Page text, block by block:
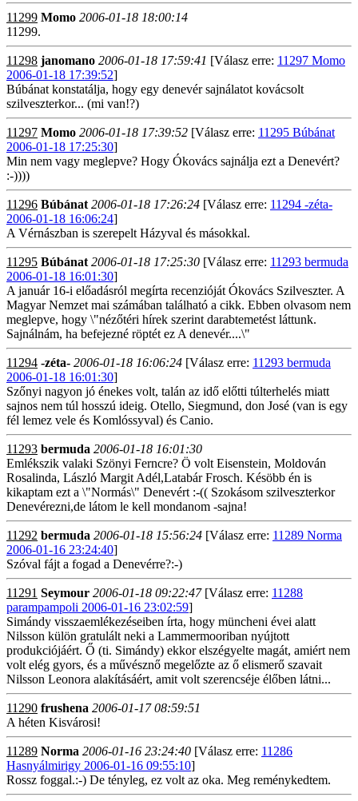
11299 Momo 2006-01-18 18:00:14
11299.
11298 janomano 2006-01-18 17:59:41 [Válasz erre: 11297 Momo
2006-01-18 17:39:52]
Búbánat konstatálja, hogy egy denevér sajnálatot kovácsolt
szilveszterkor... (mi van!?)
11297 Momo 2006-01-18 17:39:52 [Válasz erre: 11295 Búbánat
2006-01-18 17:25:30]
Min nem vagy meglepve? Hogy Ókovács sajnálja ezt a Denevért?
:-))))
11296 Búbánat 2006-01-18 17:26:24 [Válasz erre: 11294 -zéta-
2006-01-18 16:06:24]
A Vérnászban is szerepelt Házyval és másokkal.
11295 Búbánat 2006-01-18 17:25:30 [Válasz erre: 11293 bermuda
2006-01-18 16:01:30]
A január 16-i előadásról megírta recenzióját Ókovács Szilveszter. A
Magyar Nemzet mai számában található a cikk. Ebben olvasom nem
meglepve, hogy \"nézőtéri hírek szerint darabtemetést láttunk.
Sajnálnám, ha befejezné röptét ez A denevér....\"
11294 -zéta- 2006-01-18 16:06:24 [Válasz erre: 11293 bermuda
2006-01-18 16:01:30]
Szőnyi nagyon jó énekes volt, talán az idő előtti túlterhelés miatt
sajnos nem túl hosszú ideig. Otello, Siegmund, don José (van is egy
fél lemez vele és Komlóssyval) és Canio.
11293 bermuda 2006-01-18 16:01:30
Emlékszik valaki Szönyi Ferncre? Ö volt Eisenstein, Moldován
Rosalinda, László Margit Adél,Latabár Frosch. Késöbb én is
kikaptam ezt a \"Normás\" Denevért :-(( Szokásom szilveszterkor
Denevérezni,de látom le kell mondanom -sajna!
11292 bermuda 2006-01-18 15:56:24 [Válasz erre: 11289 Norma
2006-01-16 23:24:40]
Szóval fájt a fogad a Denevérre?:-)
11291 Seymour 2006-01-18 09:22:47[Válasz erre: 11288
parampampoli 2006-01-16 23:02:59]
Simándy visszaemlékezéseiben írta, hogy müncheni évei alatt
Nilsson külön gratulált neki a Lammermooriban nyújtott
produkciójáért. Ő (ti. Simándy) ekkor elszégyelte magát, amiért nem
volt elég gyors, és a művésznő megelőzte az ő elismerő szavait
Nilsson Leonora alakításáért, amit volt szerencséje élőben látni...
11290 frushena 2006-01-17 08:59:51
A héten Kisvárosi!
11289 Norma 2006-01-16 23:24:40 [Válasz erre: 11286
Hasnyálmirigy 2006-01-16 09:55:10]
Rossz foggal.:-) De tényleg, ez volt az oka. Meg reménykedtem.